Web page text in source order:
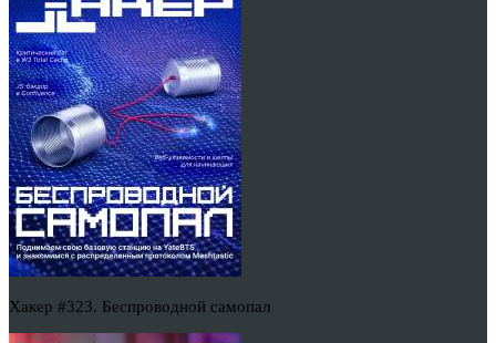
Хакер #323. Беспроводной самопал